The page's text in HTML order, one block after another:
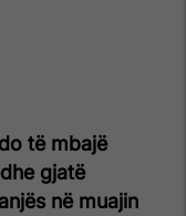
të mbajë
gjatë
në muajin